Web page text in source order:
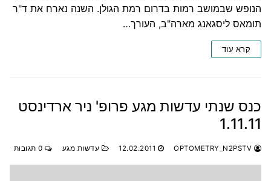
הנופש שבמושב רמות בדרום רמת הגולן. השנה נארח את ד"ר
תומאס ליסגאנג מארה"ב, העורך…
קרא עוד
כנס שנתי עדשות מגע פרופ' ניר ארדינסט
1.11.11
12.02.2011 עדשות מגע